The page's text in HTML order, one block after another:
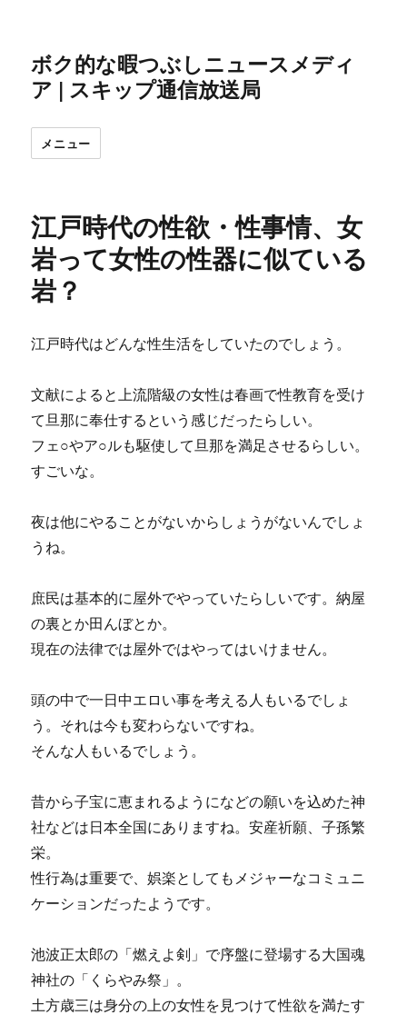
ボク的な暇つぶしニュースメディ
ア | スキップ通信放送局
メニュー
江戸時代の性欲・性事情、女
岩って女性の性器に似ている
岩？
江戸時代はどんな性生活をしていたのでしょう。
文献によると上流階級の女性は春画で性教育を受け
て旦那に奉仕するという感じだったらしい。
フェ○やア○ルも駆使して旦那を満足させるらしい。
すごいな。
夜は他にやることがないからしょうがないんでしょ
うね。
庶民は基本的に屋外でやっていたらしいです。納屋
の裏とか田んぼとか。
現在の法律では屋外ではやってはいけません。
頭の中で一日中エロい事を考える人もいるでしょ
う。それは今も変わらないですね。
そんな人もいるでしょう。
昔から子宝に恵まれるようになどの願いを込めた神
社などは日本全国にありますね。安産祈願、子孫繁
栄。
性行為は重要で、娯楽としてもメジャーなコミュニ
ケーションだったようです。
池波正太郎の「燃えよ剣」で序盤に登場する大国魂
神社の「くらやみ祭」。
土方歳三は身分の上の女性を見つけて性欲を満たす